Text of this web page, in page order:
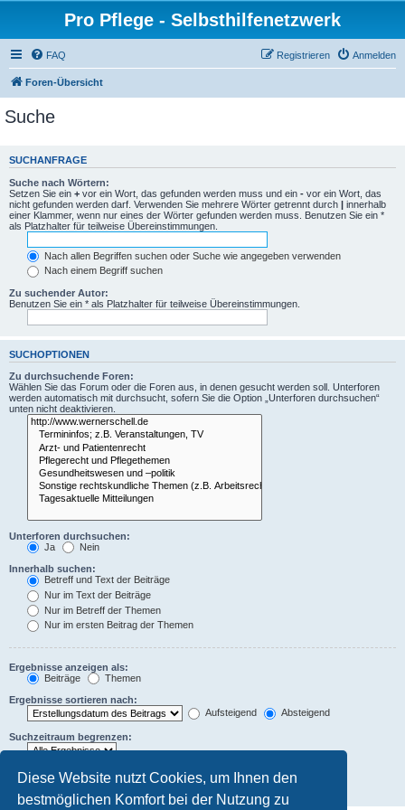
Diese Website nutzt Cookies, um Ihnen den
bestmöglichen Komfort bei der Nutzung zu
Pro Pflege - Selbsthilfenetzwerk
FAQ Anmelden
Registrieren
Foren-Übersicht
Suche
SUCHANFRAGE
Suche nach Wörtern:
Setzen Sie ein + vor ein Wort, das gefunden werden muss und ein - vor ein Wort, das
nicht gefunden werden darf. Verwenden Sie mehrere Wörter getrennt durch | innerhalb
einer Klammer, wenn nur eines der Wörter gefunden werden muss. Benutzen Sie ein *
als Platzhalter für teilweise Übereinstimmungen.
Nach allen Begriffen suchen oder Suche wie angegeben verwenden
Nach einem Begriff suchen
Zu suchender Autor:
Benutzen Sie ein * als Platzhalter für teilweise Übereinstimmungen.
SUCHOPTIONEN
Zu durchsuchende Foren:
Wählen Sie das Forum oder die Foren aus, in denen gesucht werden soll. Unterforen
werden automatisch mit durchsucht, sofern Sie die Option „Unterforen durchsuchen“
unten nicht deaktivieren.
Unterforen durchsuchen:
Ja
Nein
Innerhalb suchen:
Betreff und Text der Beiträge
Nur im Text der Beiträge
Nur im Betreff der Themen
Nur im ersten Beitrag der Themen
Ergebnisse anzeigen als:
Beiträge
Themen
Ergebnisse sortieren nach:
Aufsteigend
Absteigend
Suchzeitraum begrenzen:
Die ersten:
Zeichen der Beiträge anzeigen